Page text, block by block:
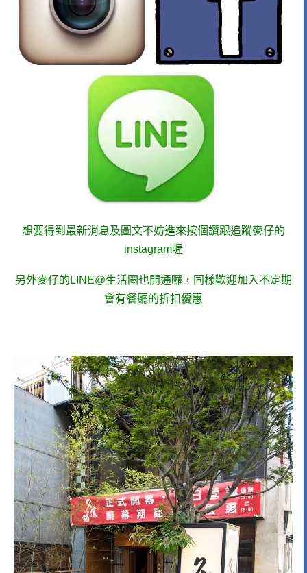
想要得到最新消息及圖文不妨進來按個讚跟追蹤麥仔的
instagram喔
另外麥仔的LINE@生活圈也開通囉，同樣歡迎加入不定期
會有餐廳的折扣優惠